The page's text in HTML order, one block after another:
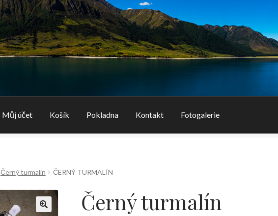
Můj účet Košík Pokladna Kontakt Fotogalerie
Černý turmalín ČERNÝ TURMALÍN
Černý turmalín